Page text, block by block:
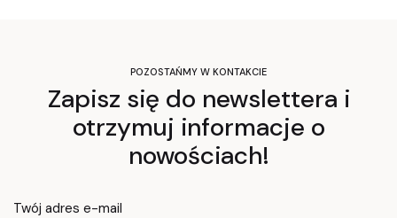
POZOSTAŃMY W KONTAKCIE
Zapisz się do newslettera i
otrzymuj informacje o
nowościach!
Twój adres e-mail